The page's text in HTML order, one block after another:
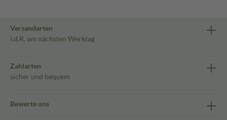
Versandarten
i.d.R. am nächsten Werktag
Zahlarten
sicher und bequem
Bewerte uns